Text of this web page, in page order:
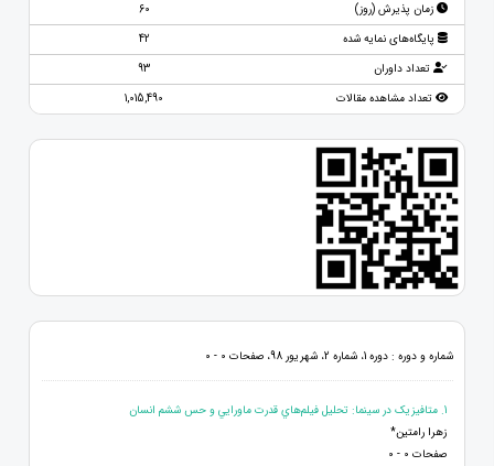
زمان پذیرش (روز)
60
پایگاه‌های نمایه شده
42
تعداد داوران
93
تعداد مشاهده مقالات
1,015,490
شماره و دوره : دوره 1، شماره 2، شهریور 98، صفحات 0 - 0
1. متافيزيک در سينما: تحلیل فيلم‌هاي قدرت‌ ماورايي و حس ششم انسان
زهرا رامتين*
صفحات 0 - 0